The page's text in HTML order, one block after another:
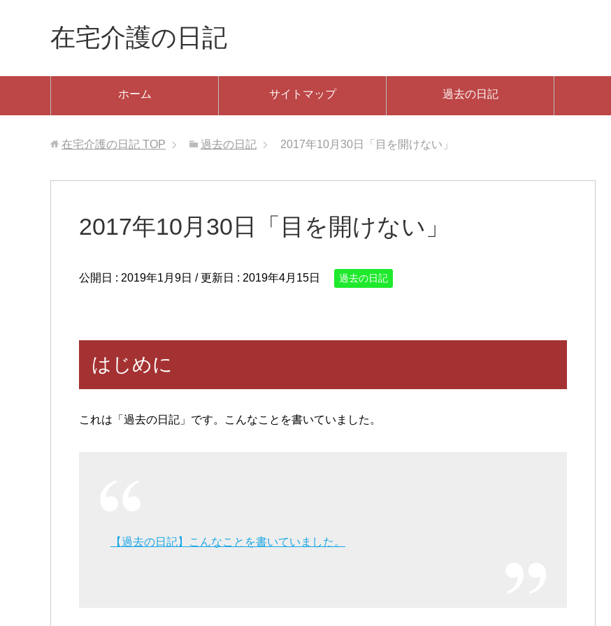
在宅介護の日記
ホーム サイトマップ 過去の日記
在宅介護の日記 TOP 過去の日記 2017年10月30日「目を開けない」
2017年10月30日「目を開けない」
公開日 : 2019年1月9日 / 更新日 : 2019年4月15日 過去の日記
はじめに
これは「過去の日記」です。こんなことを書いていました。
【過去の日記】こんなことを書いていました。